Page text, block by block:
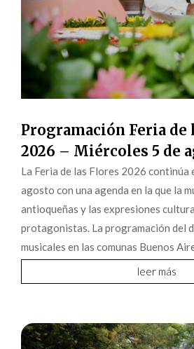
Programación Feria de
2026 – Miércoles 5 de
La Feria de las Flores 2026 continúa
agosto con una agenda en la que la
antioqueñas y las expresiones
protagonistas. La programación del
musicales en las comunas Buenos
leer más